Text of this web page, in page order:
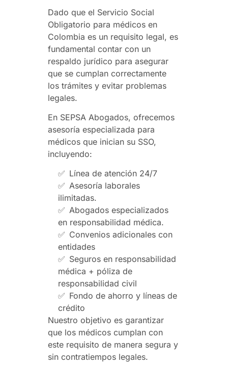
Dado que el Servicio Social
Obligatorio para médicos en
Colombia es un requisito legal, es
fundamental contar con un
respaldo jurídico para asegurar
que se cumplan correctamente
los trámites y evitar problemas
legales.
En SEPSA Abogados, ofrecemos
asesoría especializada para
médicos que inician su SSO,
incluyendo:
✅ Línea de atención 24/7
✅ Asesoría laborales
ilimitadas.
✅ Abogados especializados
en responsabilidad médica.
✅ Convenios adicionales con
entidades
✅ Seguros en responsabilidad
médica + póliza de
responsabilidad civil
✅ Fondo de ahorro y líneas de
crédito
Nuestro objetivo es garantizar
que los médicos cumplan con
este requisito de manera segura y
sin contratiempos legales.